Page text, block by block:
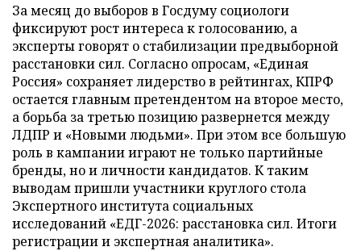
За месяц до выборов в Госдуму социологи
фиксируют рост интереса к голосованию, а
эксперты говорят о стабилизации предвыборной
расстановки сил. Согласно опросам, «Единая
Россия» сохраняет лидерство в рейтингах, КПРФ
остается главным претендентом на второе место,
а борьба за третью позицию развернется между
ЛДПР и «Новыми людьми». При этом все большую
роль в кампании играют не только партийные
бренды, но и личности кандидатов. К таким
выводам пришли участники круглого стола
Экспертного института социальных
исследований «ЕДГ-2026: расстановка сил. Итоги
регистрации и экспертная аналитика».